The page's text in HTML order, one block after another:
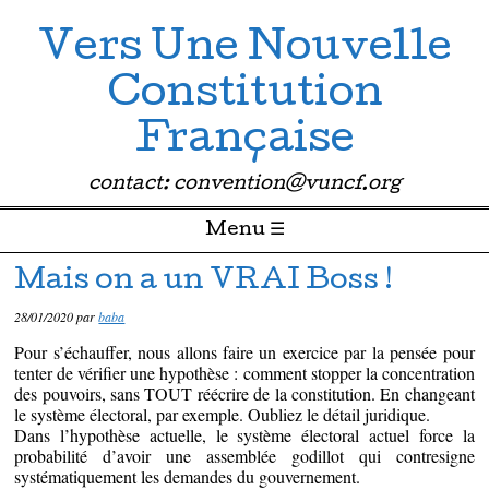
Vers Une Nouvelle
Constitution
Française
contact: convention@vuncf.org
Menu ☰
Passer directement au contenu
Mais on a un VRAI Boss !
28/01/2020parbaba
Pour s’échauffer, nous allons faire un exercice par la pensée pour
tenter de vérifier une hypothèse : comment stopper la concentration
des pouvoirs, sans TOUT réécrire de la constitution. En changeant
le système électoral, par exemple. Oubliez le détail juridique.
Dans l’hypothèse actuelle, le système électoral actuel force la
probabilité d’avoir une assemblée godillot qui contresigne
systématiquement les demandes du gouvernement.